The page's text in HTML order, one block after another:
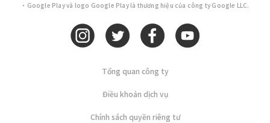
・Google Play và logo Google Play là thương hiệu của công ty Google LLC.
Tổng quan công ty
Điều khoản dịch vụ
Chính sách quyền riêng tư